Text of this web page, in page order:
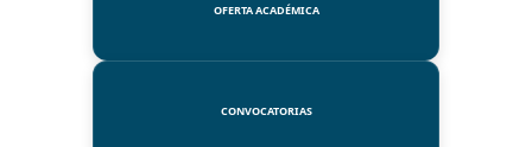
OFERTA ACADÉMICA
CONVOCATORIAS